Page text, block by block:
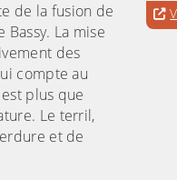
de la fusion de
La mise
des
compte au
plus que
Le terril,
et de